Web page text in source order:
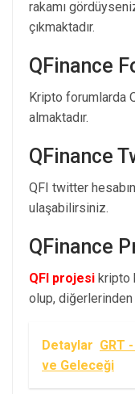
rakamı
çıkmaktadır.
QFinance
Kripto forumlarda
almaktadır.
QFinance
QFI twitter
ulaşabilirsiniz.
QFinance
QFI projesi kripto
olup, diğerlerinden
Detaylar GRT
ve Geleceği